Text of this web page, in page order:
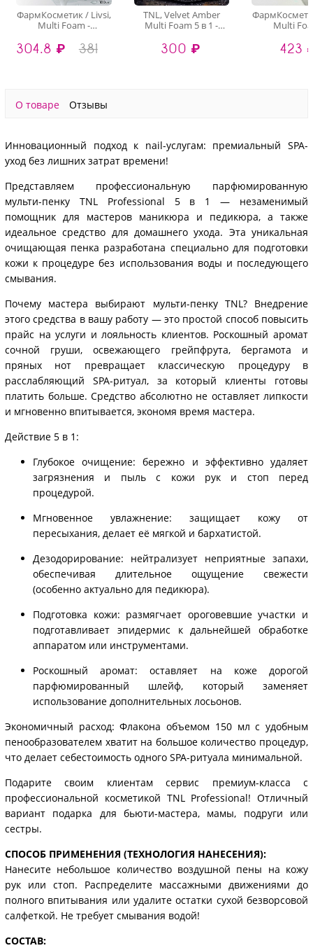
ФармКосметик / Livsi,
Multi Foam -
и ног 3 в 1
дезинфицирующая,
304.8 ₽ 381
TNL, Velvet Amber
Multi Foam 5 в 1 -
мульти-пенка для
маникюра и
300 ₽
Multi
пенка для
в 1
423
О товаре Отзывы
Инновационный подход к nail-услугам: премиальный SPA-
уход без лишних затрат времени!
Представляем профессиональную парфюмированную
мульти-пенку TNL Professional 5 в 1 — незаменимый
помощник для мастеров маникюра и педикюра, а также
идеальное средство для домашнего ухода. Эта уникальная
очищающая пенка разработана специально для подготовки
кожи к процедуре без использования воды и последующего
смывания.
Почему мастера выбирают мульти-пенку TNL? Внедрение
этого средства в вашу работу — это простой способ повысить
прайс на услуги и лояльность клиентов. Роскошный аромат
сочной груши, освежающего грейпфрута, бергамота и
пряных нот превращает классическую процедуру в
расслабляющий SPA-ритуал, за который клиенты готовы
платить больше. Средство абсолютно не оставляет липкости
и мгновенно впитывается, экономя время мастера.
Действие 5 в 1:
Глубокое очищение: бережно и эффективно удаляет
загрязнения и пыль с кожи рук и стоп перед
процедурой.
Мгновенное увлажнение: защищает кожу от
пересыхания, делает её мягкой и бархатистой.
Дезодорирование: нейтрализует неприятные запахи,
обеспечивая длительное ощущение свежести
(особенно актуально для педикюра).
Подготовка кожи: размягчает ороговевшие участки и
подготавливает эпидермис к дальнейшей обработке
аппаратом или инструментами.
Роскошный аромат: оставляет на коже дорогой
парфюмированный шлейф, который заменяет
использование дополнительных лосьонов.
Экономичный расход: Флакона объемом 150 мл с удобным
пенообразователем хватит на большое количество процедур,
что делает себестоимость одного SPA-ритуала минимальной.
Подарите своим клиентам сервис премиум-класса с
профессиональной косметикой TNL Professional! Отличный
вариант подарка для бьюти-мастера, мамы, подруги или
сестры.
СПОСОБ ПРИМЕНЕНИЯ (ТЕХНОЛОГИЯ НАНЕСЕНИЯ):
Нанесите небольшое количество воздушной пены на кожу
рук или стоп. Распределите массажными движениями до
полного впитывания или удалите остатки сухой безворсовой
салфеткой. Не требует смывания водой!
СОСТАВ: